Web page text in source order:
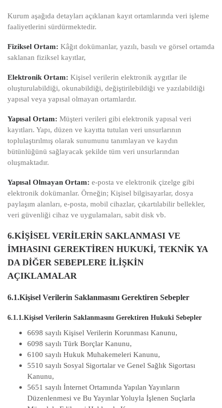
Kurum aşağıda detayları açıklanan kayıt ortamlarında veri işleme
faaliyetlerini sürdürmektedir.
Fiziksel Ortam: Kâğıt dokümanlar, yazılı, basılı ve görsel ortamda
saklanan fiziksel kayıtlar,
Elektronik Ortam: Kişisel verilerin elektronik aygıtlar ile
oluşturulabildiği, okunabildiği, değiştirilebildiği ve yazılabildiği
yapısal veya yapısal olmayan ortamlardır.
Yapısal Ortam: Müşteri verileri gibi elektronik yapısal veri
kayıtları. Yapı, düzen ve kayıtta tutulan veri unsurlarının
toplulaştırılmış olarak sunumunu tanımlayan ve kaydın
bütünlüğünü sağlayacak şekilde tüm veri unsurlarından
oluşmaktadır.
Yapısal Olmayan Ortam: e-posta ve elektronik çizelge gibi
elektronik dokümanlar. Örneğin; Kişisel bilgisayarlar, dosya
paylaşım alanları, e-posta, mobil cihazlar, çıkartılabilir bellekler,
veri güvenliği cihaz ve uygulamaları, sabit disk vb.
6.KİŞİSEL VERİLERİN SAKLANMASI VE
İMHASINI GEREKTİREN HUKUKİ, TEKNİK YA
DA DİĞER SEBEPLERE İLİŞKİN
AÇIKLAMALAR
6.1.Kişisel Verilerin Saklanmasını Gerektiren Sebepler
6.1.1.Kişisel Verilerin Saklanmasını Gerektiren Hukuki Sebepler
6698 sayılı Kişisel Verilerin Korunması Kanunu,
6098 sayılı Türk Borçlar Kanunu,
6100 sayılı Hukuk Muhakemeleri Kanunu,
5510 sayılı Sosyal Sigortalar ve Genel Sağlık Sigortası
Kanunu,
5651 sayılı İnternet Ortamında Yapılan Yayınların
Düzenlenmesi ve Bu Yayınlar Yoluyla İşlenen Suçlarla